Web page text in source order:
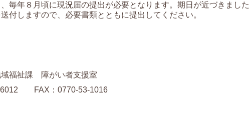
毎年８月頃に現況届の提出が必要となります。期日が近づきました
付しますので、必要書類とともに提出してください。
福祉課 障がい者支援室
6012 FAX：0770-53-1016